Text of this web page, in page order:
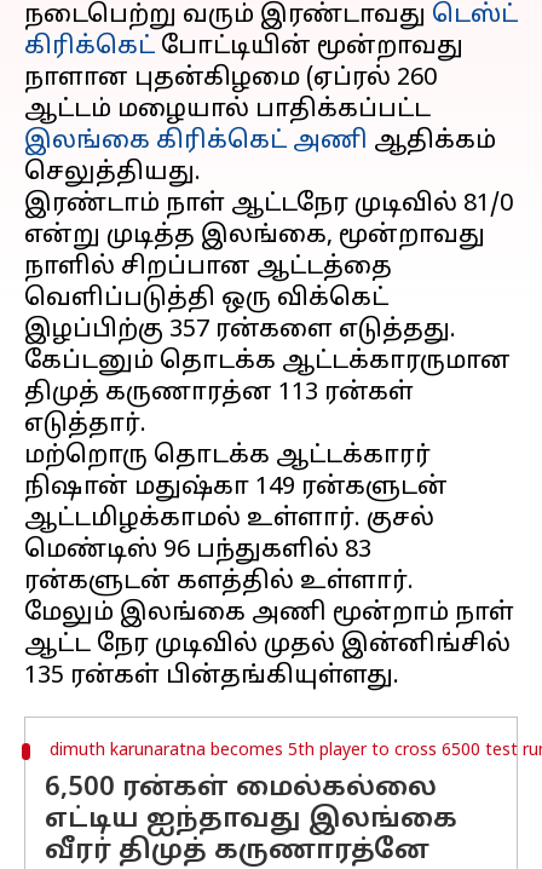
நடைபெற்று வரும் இரண்டாவது டெஸ்ட்
கிரிக்கெட் போட்டியின் மூன்றாவது
நாளான புதன்கிழமை (ஏப்ரல் 260
ஆட்டம் மழையால் பாதிக்கப்பட்ட
இலங்கை கிரிக்கெட் அணி ஆதிக்கம்
செலுத்தியது.
இரண்டாம் நாள் ஆட்டநேர முடிவில் 81/0
என்று முடித்த இலங்கை, மூன்றாவது
நாளில் சிறப்பான ஆட்டத்தை
வெளிப்படுத்தி ஒரு விக்கெட்
இழப்பிற்கு 357 ரன்களை எடுத்தது.
கேப்டனும் தொடக்க ஆட்டக்காரருமான
திமுத் கருணாரத்ன 113 ரன்கள்
எடுத்தார்.
மற்றொரு தொடக்க ஆட்டக்காரர்
நிஷான் மதுஷ்கா 149 ரன்களுடன்
ஆட்டமிழக்காமல் உள்ளார். குசல்
மெண்டிஸ் 96 பந்துகளில் 83
ரன்களுடன் களத்தில் உள்ளார்.
மேலும் இலங்கை அணி மூன்றாம் நாள்
ஆட்ட நேர முடிவில் முதல் இன்னிங்சில்
dimuth karunaratna becomes 5th player to cross 6500 test
6,500 ரன்கள் மைல்கல்லை
எட்டிய ஐந்தாவது இலங்கை
வீரர் திமுத் கருணாரத்னே